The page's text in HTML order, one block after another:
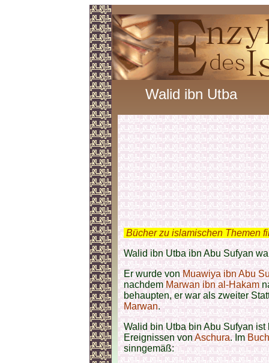
Walid ibn Utba
Bücher zu islamischen Themen
Walid ibn Utba ibn Abu Sufyan
Er wurde vonMuawiya ibn Abu
nachdemMarwan ibn al-Hakam
behaupten, er war als zweiter
Marwan.
Walid bin Utba bin Abu Sufyan
Ereignissen vonAschura. Im
sinngemäß: